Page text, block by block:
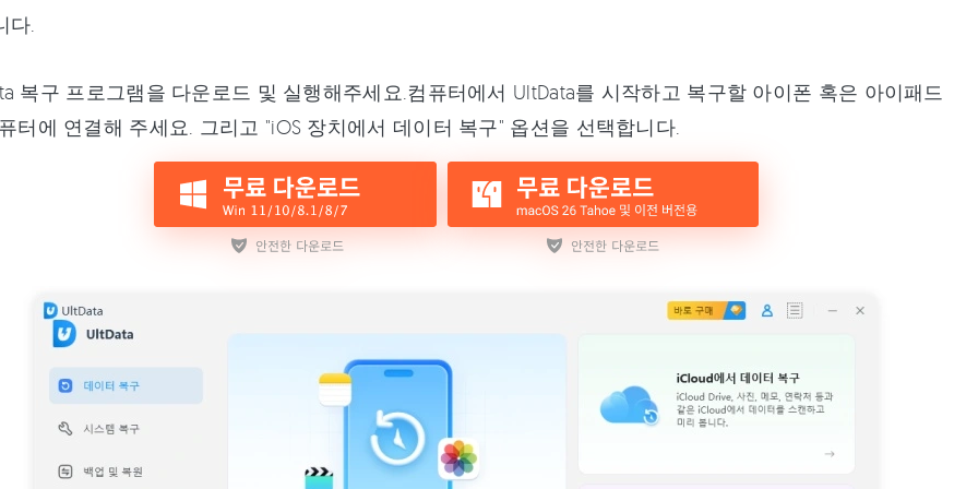
다.
복구 프로그램을 다운로드 및 실행해주세요.컴퓨터에서 UltData를 시작하고 복구할 아이폰 혹은 아이패드
터에 연결해 주세요. 그리고 "iOS 장치에서 데이터 복구" 옵션을 선택합니다.